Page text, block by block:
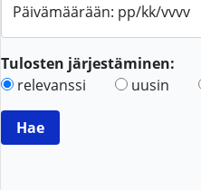
Päivämäärään: pp/kk/vvvv
Tulosten järjestäminen:
relevanssi
uusin